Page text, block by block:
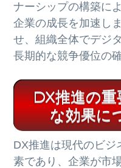
ナーシップの構築に
企業の成長を加速し
せ、組織全体でデジ
長期的な競争優位の
DX推進の
な効果に
DX推進は現代のビジ
素であり、企業が市